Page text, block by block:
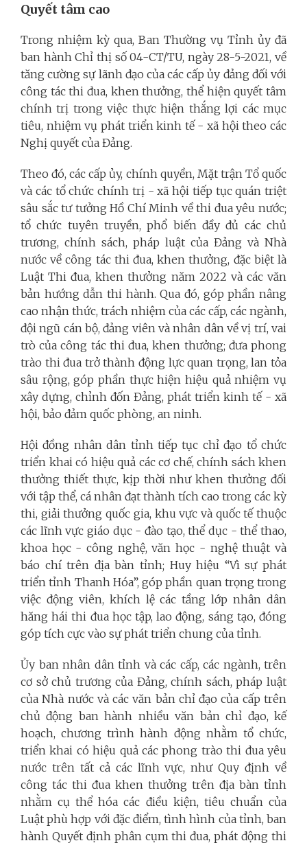
Quyết tâm cao
Trong nhiệm kỳ qua, Ban Thường vụ Tỉnh ủy đã
ban hành Chỉ thị số 04-CT/TU, ngày 28-5-2021, về
tăng cường sự lãnh đạo của các cấp ủy đảng đối với
công tác thi đua, khen thưởng, thể hiện quyết tâm
chính trị trong việc thực hiện thắng lợi các mục
tiêu, nhiệm vụ phát triển kinh tế - xã hội theo các
Nghị quyết của Đảng.
Theo đó, các cấp ủy, chính quyền, Mặt trận Tổ quốc
và các tổ chức chính trị - xã hội tiếp tục quán triệt
sâu sắc tư tưởng Hồ Chí Minh về thi đua yêu nước;
tổ chức tuyên truyền, phổ biến đầy đủ các chủ
trương, chính sách, pháp luật của Đảng và Nhà
nước về công tác thi đua, khen thưởng, đặc biệt là
Luật Thi đua, khen thưởng năm 2022 và các văn
bản hướng dẫn thi hành. Qua đó, góp phần nâng
cao nhận thức, trách nhiệm của các cấp, các ngành,
đội ngũ cán bộ, đảng viên và nhân dân về vị trí, vai
trò của công tác thi đua, khen thưởng; đưa phong
trào thi đua trở thành động lực quan trọng, lan tỏa
sâu rộng, góp phần thực hiện hiệu quả nhiệm vụ
xây dựng, chỉnh đốn Đảng, phát triển kinh tế - xã
hội, bảo đảm quốc phòng, an ninh.
Hội đồng nhân dân tỉnh tiếp tục chỉ đạo tổ chức
triển khai có hiệu quả các cơ chế, chính sách khen
thưởng thiết thực, kịp thời như khen thưởng đối
với tập thể, cá nhân đạt thành tích cao trong các kỳ
thi, giải thưởng quốc gia, khu vực và quốc tế thuộc
các lĩnh vực giáo dục - đào tạo, thể dục - thể thao,
khoa học - công nghệ, văn học - nghệ thuật và
báo chí trên địa bàn tỉnh; Huy hiệu “Vì sự phát
triển tỉnh Thanh Hóa”, góp phần quan trọng trong
việc động viên, khích lệ các tầng lớp nhân dân
hăng hái thi đua học tập, lao động, sáng tạo, đóng
góp tích cực vào sự phát triển chung của tỉnh.
Ủy ban nhân dân tỉnh và các cấp, các ngành, trên
cơ sở chủ trương của Đảng, chính sách, pháp luật
của Nhà nước và các văn bản chỉ đạo của cấp trên
chủ động ban hành nhiều văn bản chỉ đạo, kế
hoạch, chương trình hành động nhằm tổ chức,
triển khai có hiệu quả các phong trào thi đua yêu
nước trên tất cả các lĩnh vực, như Quy định về
công tác thi đua khen thưởng trên địa bàn tỉnh
nhằm cụ thể hóa các điều kiện, tiêu chuẩn của
Luật phù hợp với đặc điểm, tình hình của tỉnh, ban
hành Quyết định phân cụm thi đua, phát động thi